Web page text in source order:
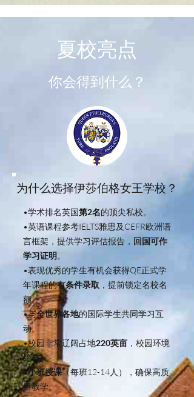
​夏校亮点
你会得到什么？
为什么选择伊莎伯格女王学校？
•学术排名英国第2名的顶尖私校。
•英语课程参考IELTS雅思及CEFR欧洲语
言框架，提供学习评估报告， 回国可作
学习证明。
•表现优秀的学生有机会获得QE正式学
年课程的有条件录取 ，提前锁定名校名
额。
•与全世界各地的国际学生共同学习互
动。
•校园非常辽阔占地220英亩 ，校园环境
绝佳。
•小班授课（每班12-14人），确保高质
量教学。